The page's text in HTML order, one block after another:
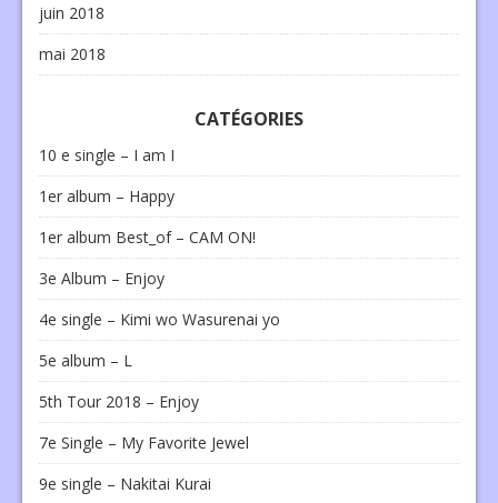
juin 2018
mai 2018
CATÉGORIES
10 e single – I am I
1er album – Happy
1er album Best_of – CAM ON!
3e Album – Enjoy
4e single – Kimi wo Wasurenai yo
5e album – L
5th Tour 2018 – Enjoy
7e Single – My Favorite Jewel
9e single – Nakitai Kurai